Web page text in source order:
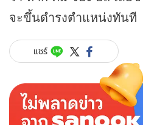
จะขึ้นดำรงตำแหน่งทันที
แชร์